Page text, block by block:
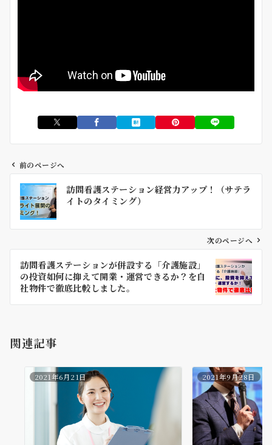
ビ
ン
前のページへ
訪問看護ステーション経営力アップ！（サテラ
イトのタイミング）
次のページへ
訪問看護ステーションが併設する「介護施設」
の投資如何に抑えて開業・運営できるか？を自
社物件で徹底比較しました。
関連記事
2021年6月21日 2021年9月28日